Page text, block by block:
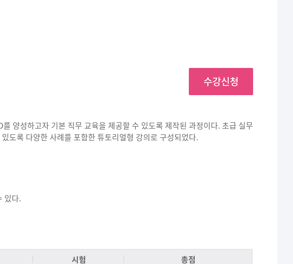
수강신청
양성하고자 기본 직무 교육을 제공할 수 있도록 제작된 과정이다. 초급 실무
도록 다양한 사례를 포함한 튜토리얼형 강의로 구성되었다.
있다.
시험
총점